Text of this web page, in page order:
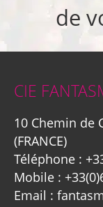
de
CIE
10 Chemin de
(FRANCE)
Téléphone :
Mobile :
Email :